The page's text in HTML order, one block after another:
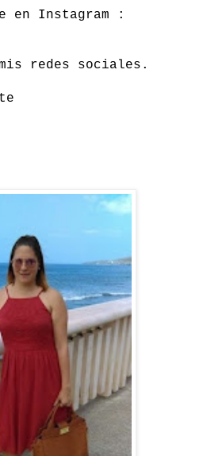
en Instagram :
redes sociales.